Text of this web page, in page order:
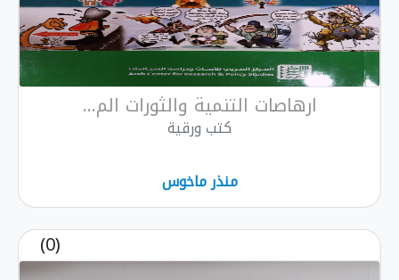
ارهاصات التنمية والثورات الم...
كتب ورقية
منذر ماخوس